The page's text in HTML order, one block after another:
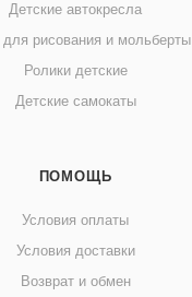
Детские автокресла
для рисования и мольберты
Ролики детские
Детские самокаты
ПОМОЩЬ
Условия оплаты
Условия доставки
Возврат и обмен